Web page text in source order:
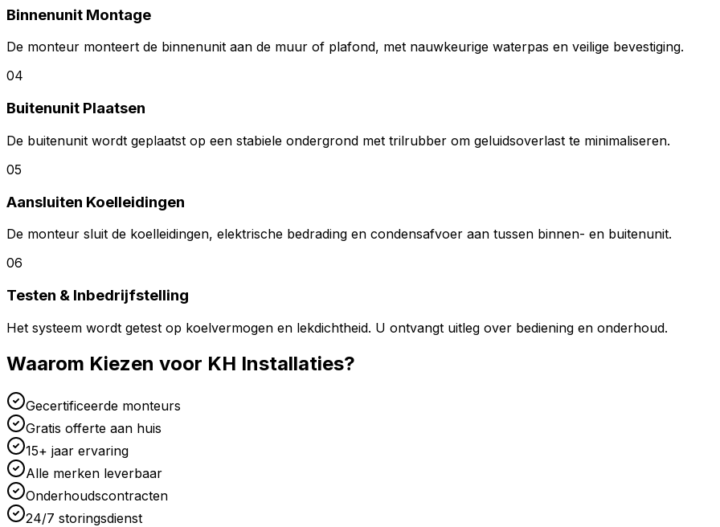
Binnenunit Montage
De monteur monteert de binnenunit aan de muur of plafond, met nauwkeurige waterpas en veilige bevestiging.
04
Buitenunit Plaatsen
De buitenunit wordt geplaatst op een stabiele ondergrond met trilrubber om geluidsoverlast te minimaliseren.
05
Aansluiten Koelleidingen
De monteur sluit de koelleidingen, elektrische bedrading en condensafvoer aan tussen binnen- en buitenunit.
06
Testen & Inbedrijfstelling
Het systeem wordt getest op koelvermogen en lekdichtheid. U ontvangt uitleg over bediening en onderhoud.
Waarom Kiezen voor KH Installaties?
Gecertificeerde monteurs
Gratis offerte aan huis
15+ jaar ervaring
Alle merken leverbaar
Onderhoudscontracten
24/7 storingsdienst